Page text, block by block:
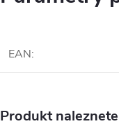
EAN:
Produkt